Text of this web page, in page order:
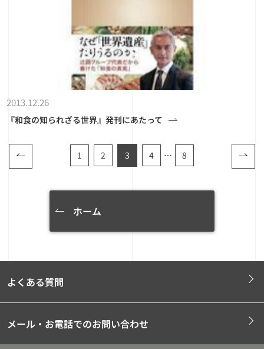
2013.12.26
『和食の知られざる世界』発刊にあたって
1 2 3 4 … 8
ホーム
よくある質問
メール・お電話でのお問い合わせ